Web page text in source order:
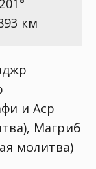
км
и Аср
Магриб
молитва)